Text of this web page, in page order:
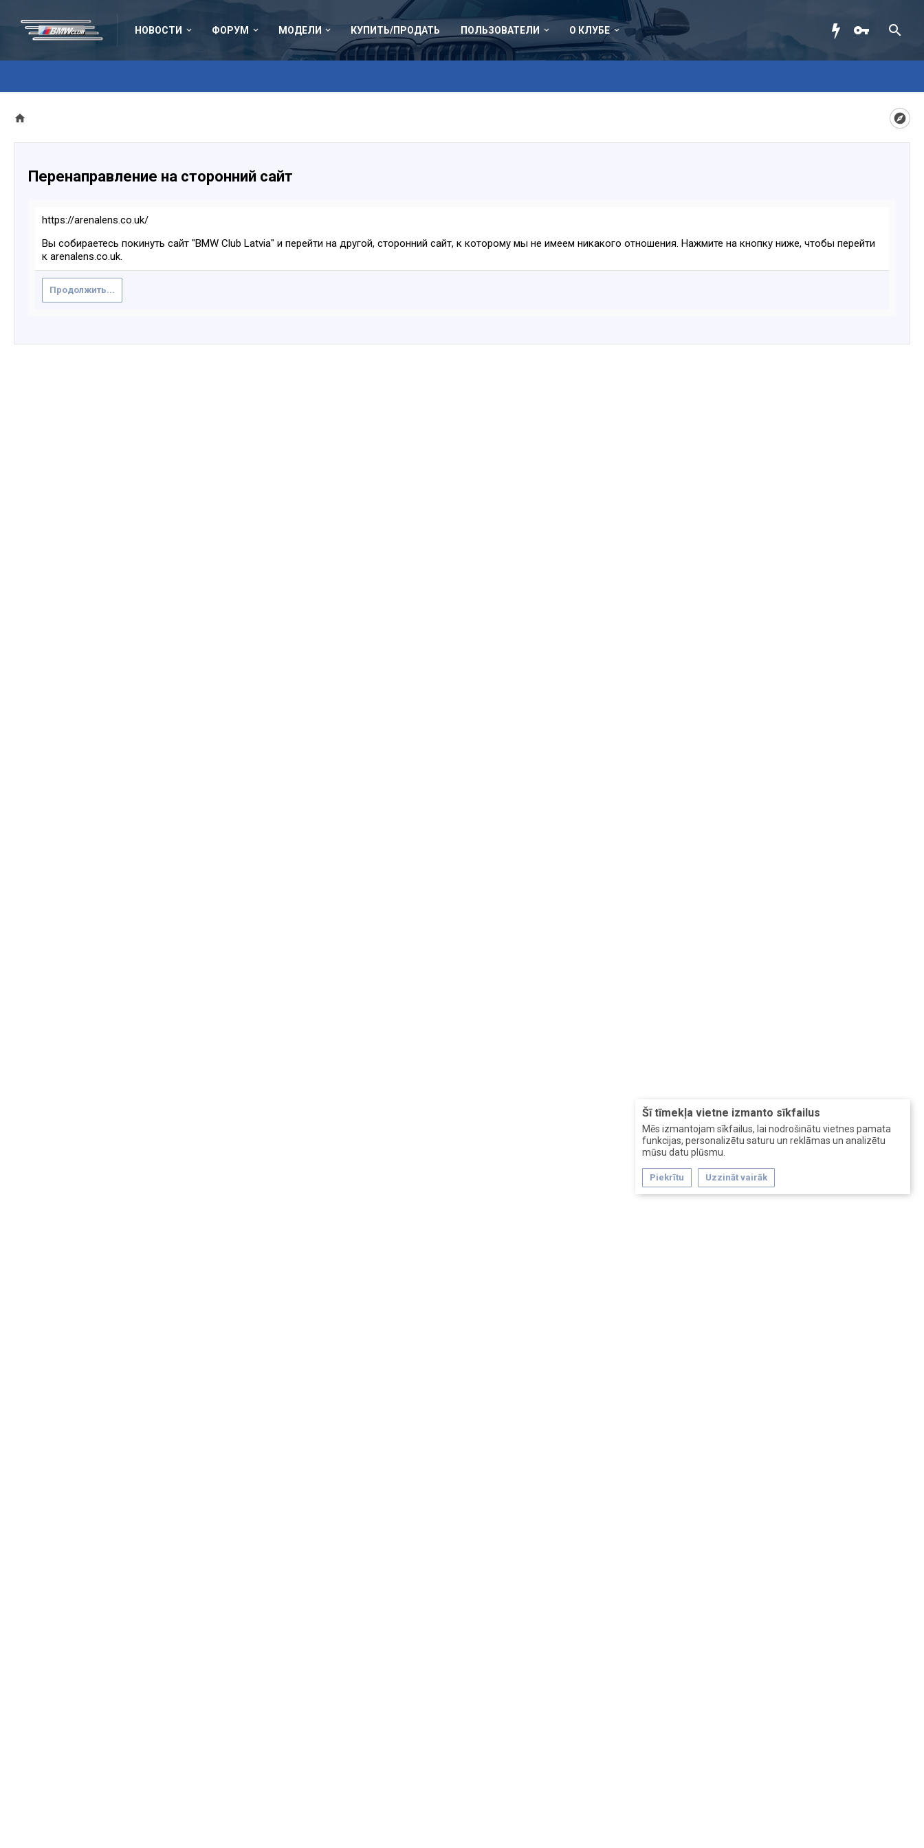
НОВОСТИ ФОРУМ МОДЕЛИ КУПИТЬ/ПРОДАТЬ ПОЛЬЗОВАТЕЛИ О КЛУБЕ
Šī tīmekļa vietne izmanto sīkfailus
Mēs izmantojam sīkfailus, lai nodrošinātu vietnes pamata
funkcijas, personalizētu saturu un reklāmas un analizētu
mūsu datu plūsmu.
Piekrītu Uzzināt vairāk
Перенаправление на сторонний сайт
https://arenalens.co.uk/
Вы собираетесь покинуть сайт "BMW Club Latvia" и перейти на другой, сторонний сайт, к которому мы не имеем никакого отношения. Нажмите на кнопку ниже, чтобы перейти
к arenalens.co.uk.
Продолжить...